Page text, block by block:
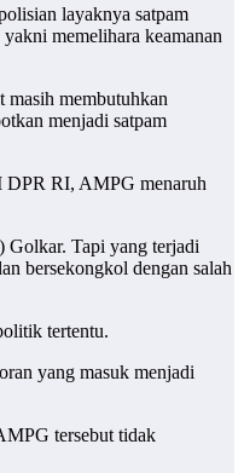
layaknya satpam
memelihara keamanan
masih membutuhkan
menjadi satpam
DPR RI, AMPG menaruh
Golkar. Tapi yang terjadi
bersekongkol dengan salah
tertentu.
yang masuk menjadi
tersebut tidak